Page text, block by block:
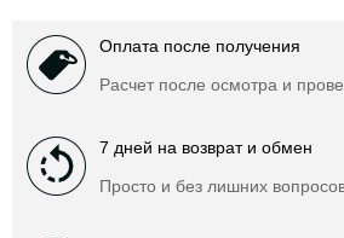
Оплата после получения
Расчет после осмотра и
7 дней на возврат и обмен
Просто и без лишних